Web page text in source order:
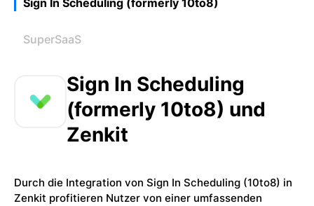
Sign In Scheduling (formerly 10to8)
SuperSaaS
Sign In Scheduling
(formerly 10to8) und
Zenkit
Durch die Integration von Sign In Scheduling (10to8) in
Zenkit profitieren Nutzer von einer umfassenden